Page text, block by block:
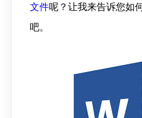
文件呢？让我来告诉您如
吧。